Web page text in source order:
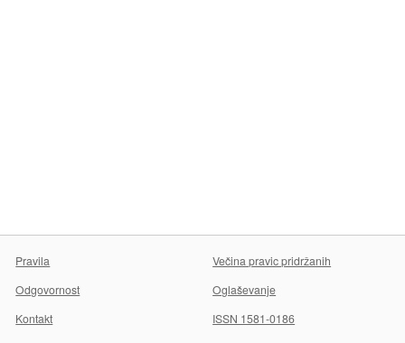
Pravila
Večina pravic pridržanih
Odgovornost
Oglaševanje
Kontakt
ISSN 1581-0186